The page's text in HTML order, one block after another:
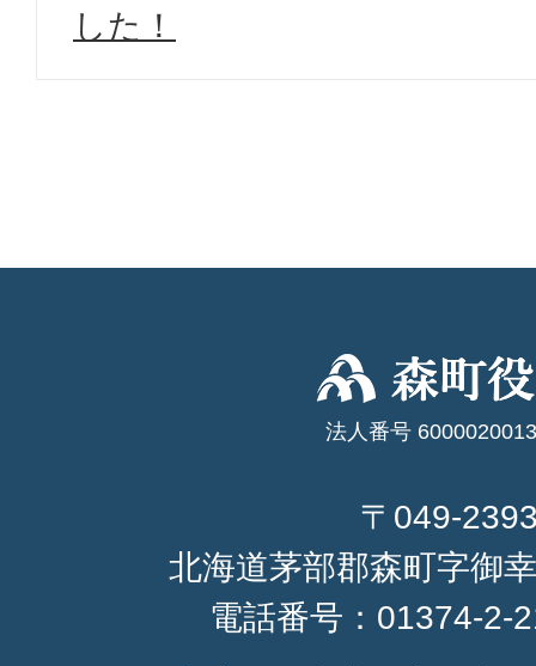
した！
法人番号
〒049-
北海道茅部郡森町字御
電話番号： 01374-2-